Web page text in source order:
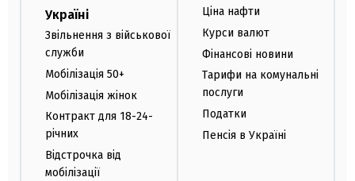
Україні
Звільнення з військової
служби
Мобілізація 50+
Мобілізація жінок
Контракт для 18-24-
річних
Відстрочка від
мобілізації
Ціна нафти
Курси валют
Фінансові новини
Тарифи на комунальні
послуги
Податки
Пенсія в Україні